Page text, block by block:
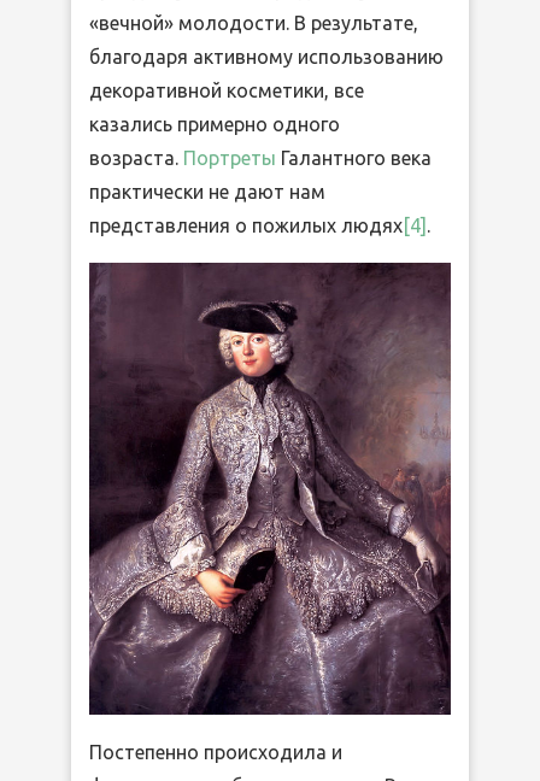
«вечной» молодости. В результате,
благодаря активному использованию
декоративной косметики, все
казались примерно одного
возраста. Портреты Галантного века
практически не дают нам
представления о пожилых людях[4] .
Постепенно происходила и